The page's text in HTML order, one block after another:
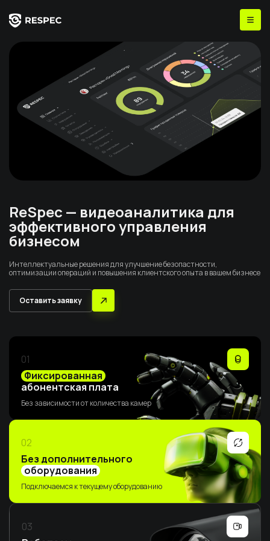
ReSpec — видеоаналитика для
эффективного управления
бизнесом
Интеллектуальные решения для улучшение безопастности,
оптимизации операций и повышения клиентского опыта в вашем бизнесе
Оставить заявку
01
Фиксированная
абонентская плата
Без зависимости от количества камер
02
Без дополнительного
оборудования
Подключаемся к текущему оборудованию
03